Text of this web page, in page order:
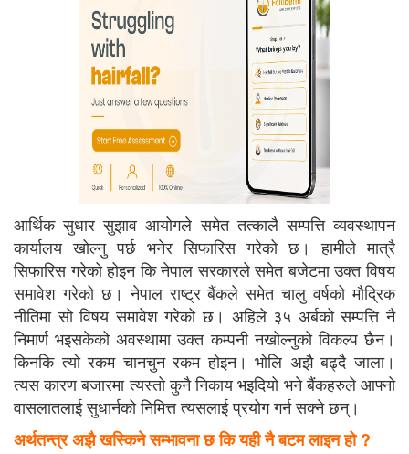
आर्थिक सुधार सुझाव आयोगले समेत तत्कालै सम्पत्ति व्यवस्थापन
कार्यालय खोल्नु पर्छ भनेर सिफारिस गरेको छ। हामीले मात्रै
सिफारिस गरेको होइन कि नेपाल सरकारले समेत बजेटमा उक्त विषय
समावेश गरेको छ। नेपाल राष्ट्र बैंकले समेत चालु वर्षको मौद्रिक
नीतिमा सो विषय समावेश गरेको छ। अहिले ३५ अर्बको सम्पत्ति नै
निमार्ण भइसकेको अवस्थामा उक्त कम्पनी नखोल्नुको विकल्प छैन।
किनकि त्यो रकम चानचुन रकम होइन। भोलि अझै बढ्दै जाला।
त्यस कारण बजारमा त्यस्तो कुनै निकाय भइदियो भने बैंकहरुले आफ्नो
वासलातलाई सुधार्नको निमित्त त्यसलाई प्रयोग गर्न सक्ने छन्।
अर्थतन्त्र अझै खस्किने सम्भावना छ कि यही नै बटम लाइन हो?